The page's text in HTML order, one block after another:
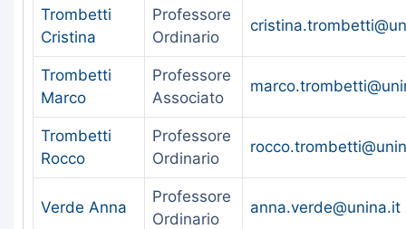
Trombetti
Cristina
Professore
Ordinario
Trombetti
Marco
Professore
Associato
Trombetti
Rocco
Professore
Ordinario
Verde Anna
Professore
Ordinario
anna.verde@unina.it